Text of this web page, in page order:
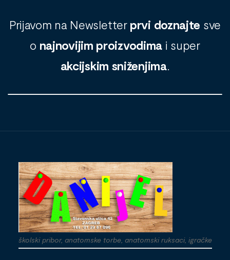
Prijavom na Newsletter prvi doznajte sve
o najnovijim proizvodima i super
akcijskim sniženjima.
školski pribor, anatomske torbe, anatomski ruksaci, igračke